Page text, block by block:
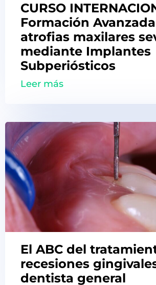
CURSO
Formación
atrofias maxilares
mediante Implantes
Subperiósticos
Leer más
El ABC del
recesiones
dentista general